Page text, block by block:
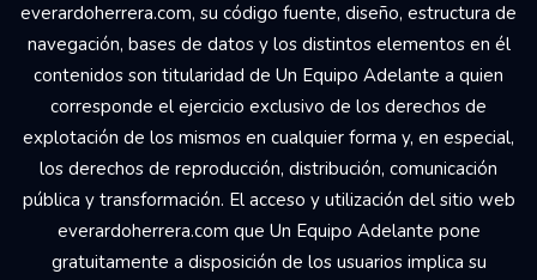
everardoherrera.com, su código fuente, diseño, estructura de
navegación, bases de datos y los distintos elementos en él
contenidos son titularidad de Un Equipo Adelante a quien
corresponde el ejercicio exclusivo de los derechos de
explotación de los mismos en cualquier forma y, en especial,
los derechos de reproducción, distribución, comunicación
pública y transformación. El acceso y utilización del sitio web
everardoherrera.com que Un Equipo Adelante pone
gratuitamente a disposición de los usuarios implica su